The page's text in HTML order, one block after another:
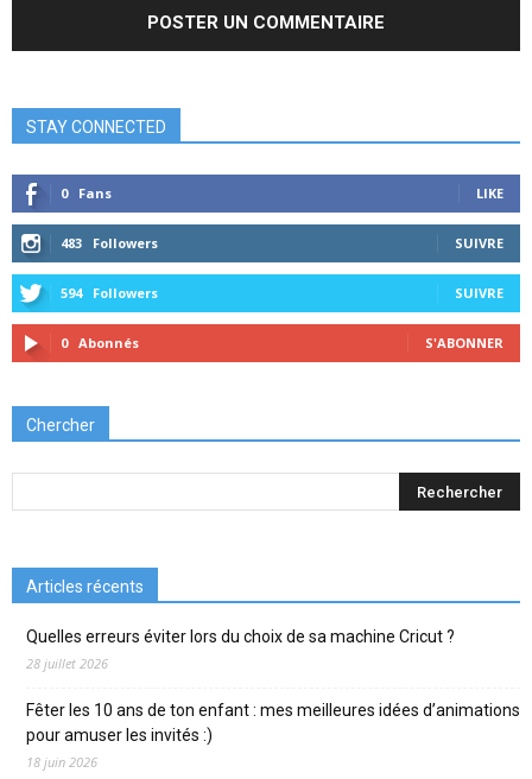
STAY CONNECTED
0 Fans LIKE
483 Followers SUIVRE
594 Followers SUIVRE
0 Abonnés S'ABONNER
Chercher
Articles récents
Quelles erreurs éviter lors du choix de sa machine Cricut ?
28 juillet 2026
Fêter les 10 ans de ton enfant : mes meilleures idées d’animations
pour amuser les invités :)
18 juin 2026